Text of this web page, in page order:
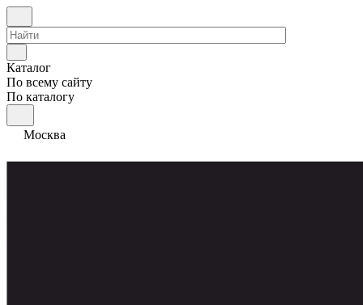
Каталог
По всему сайту
По каталогу
Москва